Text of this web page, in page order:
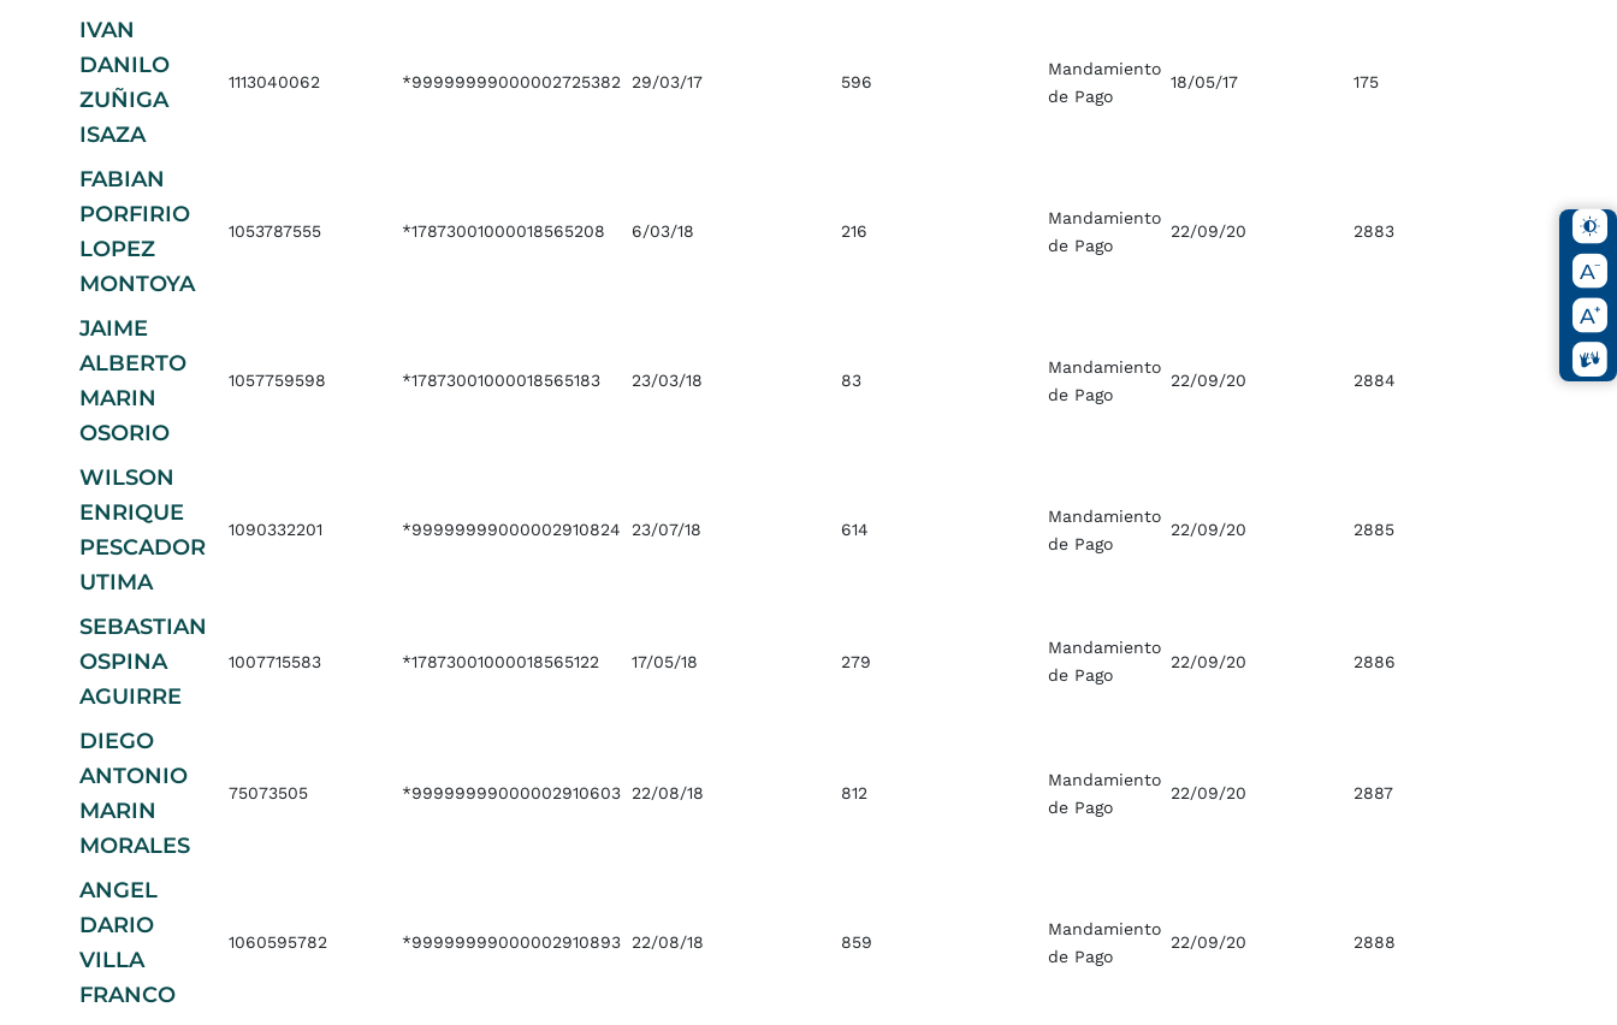
IVAN
DANILO
ZUÑIGA
ISAZA
1113040062 *99999999000002725382 29/03/17 596
Mandamiento
de Pago
18/05/17 175
FABIAN
PORFIRIO
LOPEZ
MONTOYA
1053787555 *17873001000018565208 6/03/18 216
Mandamiento
de Pago
22/09/20 2883
JAIME
ALBERTO
MARIN
OSORIO
1057759598 *17873001000018565183 23/03/18 83
Mandamiento
de Pago
22/09/20 2884
WILSON
ENRIQUE
PESCADOR
UTIMA
1090332201 *99999999000002910824 23/07/18 614
Mandamiento
de Pago
22/09/20 2885
SEBASTIAN
OSPINA
AGUIRRE
1007715583 *17873001000018565122 17/05/18 279
Mandamiento
de Pago
22/09/20 2886
DIEGO
ANTONIO
MARIN
MORALES
75073505 *99999999000002910603 22/08/18 812
Mandamiento
de Pago
22/09/20 2887
ANGEL
DARIO
VILLA
FRANCO
1060595782 *99999999000002910893 22/08/18 859
Mandamiento
de Pago
22/09/20 2888